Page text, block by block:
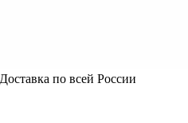
по всей России